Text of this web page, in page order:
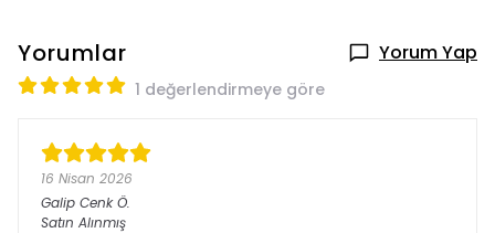
Yorumlar Yorum Yap
1 değerlendirmeye göre
16 Nisan 2026
Galip Cenk Ö.
Satın Alınmış